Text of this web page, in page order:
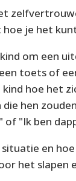
je het
om een
toets of
hoe het
hen
"Ik ben
en
het slapen